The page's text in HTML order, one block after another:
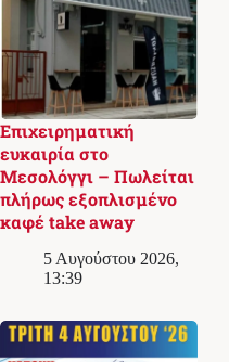
Επιχειρηματική
ευκαιρία στο
Μεσολόγγι – Πωλείται
πλήρως εξοπλισμένο
καφέ take away
5 Αυγούστου 2026,
13:39